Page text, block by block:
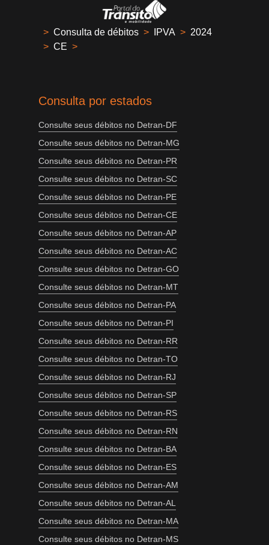
> Consulta de débitos > IPVA > 2024
> CE >
Consulta por estados
Consulte seus débitos no Detran-DF
Consulte seus débitos no Detran-MG
Consulte seus débitos no Detran-PR
Consulte seus débitos no Detran-SC
Consulte seus débitos no Detran-PE
Consulte seus débitos no Detran-CE
Consulte seus débitos no Detran-AP
Consulte seus débitos no Detran-AC
Consulte seus débitos no Detran-GO
Consulte seus débitos no Detran-MT
Consulte seus débitos no Detran-PA
Consulte seus débitos no Detran-PI
Consulte seus débitos no Detran-RR
Consulte seus débitos no Detran-TO
Consulte seus débitos no Detran-RJ
Consulte seus débitos no Detran-SP
Consulte seus débitos no Detran-RS
Consulte seus débitos no Detran-RN
Consulte seus débitos no Detran-BA
Consulte seus débitos no Detran-ES
Consulte seus débitos no Detran-AM
Consulte seus débitos no Detran-AL
Consulte seus débitos no Detran-MA
Consulte seus débitos no Detran-MS